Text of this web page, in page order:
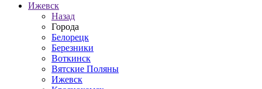
Ижевск
Назад
Города
Белорецк
Березники
Воткинск
Вятские Поляны
Ижевск